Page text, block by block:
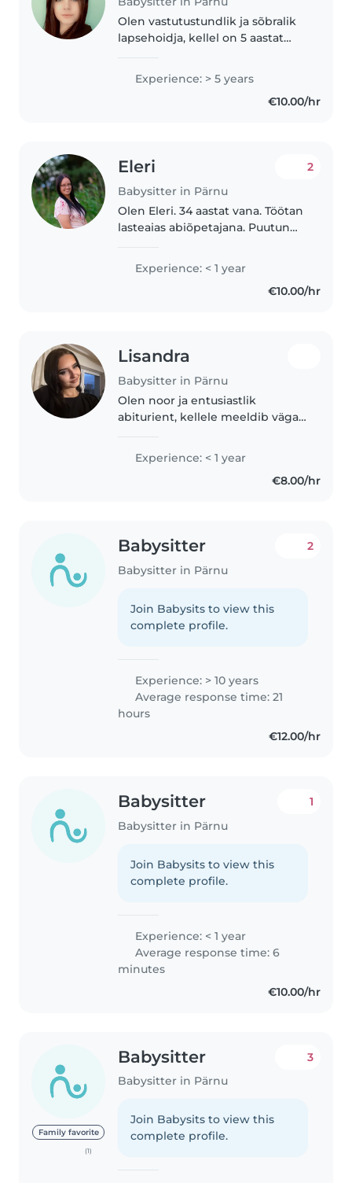
Olen vastutustundlik ja sõbralik
lapsehoidja, kellel on 5 aastat
koolieelsete lastega töötamisel.
Meeldib väga lastega joonistada,
Experience: > 5 years
€10.00/hr
Eleri
Babysitter in Pärnu
2
Olen Eleri. 34 aastat vana. Töötan
lasteaias abiõpetajana. Puutun
lastega. Endal on kodus 7
aastane. Laste hoidmisel oleks ka
Experience: < 1 year
€10.00/hr
Lisandra
Babysitter in Pärnu
Olen noor ja entusiastlik
abiturient, kellele meeldib väga
nendega tegeleda. Olen hooliv,
kannatlik ja positiivse
ellusuhtumisega ning püüan
Experience: < 1 year
€8.00/hr
Babysitter
Babysitter in Pärnu
2
Join Babysits to view this
complete profile.
Experience: > 10 years
Average response time: 21
hours
€12.00/hr
Babysitter
Babysitter in Pärnu
1
Join Babysits to view this
complete profile.
Experience: < 1 year
Average response time: 6
minutes
€10.00/hr
Family favorite
(1)
Babysitter
Babysitter in Pärnu
3
Join Babysits to view this
complete profile.